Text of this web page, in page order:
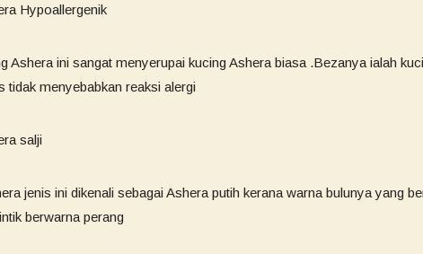
Hypoallergenik
Ashera ini sangat menyerupai kucing Ashera biasa .Bezanya ialah
tidak menyebabkan reaksi alergi
salji
jenis ini dikenali sebagai Ashera putih kerana warna bulunya yang
berwarna perang